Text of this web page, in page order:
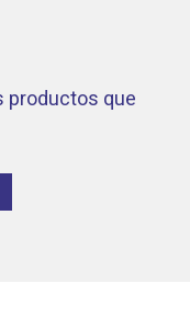
productos que